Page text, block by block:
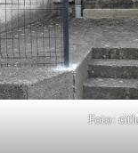
Foto: